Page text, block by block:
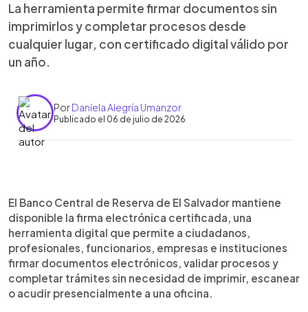
La herramienta permite firmar documentos sin
imprimirlos y completar procesos desde
cualquier lugar, con certificado digital válido por
un año.
PorDaniela Alegría Umanzor
Publicado el 06 de julio de 2026
Escuchar artículo
El Banco Central de Reserva promueve la firma
electrónica certificada en El Salvador como una
herramienta para firmar documentos digitales,
contratos y trámites sin necesidad de imprimir. El
certificado tiene validez de un año y puede
solicitarse en línea, con pago de US$15 por
Transfer365 o US$15.39 con tarjeta, según la
modalidad disponible.
El Banco Central de Reserva de El Salvador mantiene
disponible la firma electrónica certificada, una
herramienta digital que permite a ciudadanos,
profesionales, funcionarios, empresas e instituciones
firmar documentos electrónicos, validar procesos y
completar trámites sin necesidad de imprimir, escanear
o acudir presencialmente a una oficina.